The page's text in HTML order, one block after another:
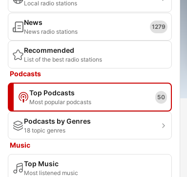
Local radio stations
News
News radio stations
1279
Recommended
List of the best radio stations
Podcasts
Top Podcasts
Most popular podcasts
50
Podcasts by Genres
18 topic genres
Music
Top Music
Most listened music